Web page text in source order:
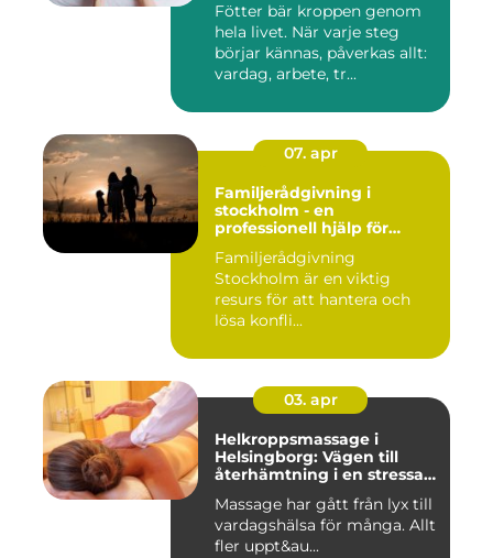
Fötter bär kroppen genom
hela livet. När varje steg
börjar kännas, påverkas allt:
vardag, arbete, tr...
07. apr
Familjerådgivning i
stockholm - en
professionell hjälp för
Familjerådgivning
Stockholm är en viktig
resurs för att hantera och
lösa konfli...
03. apr
Helkroppsmassage i
Helsingborg: Vägen till
återhämtning i en stressad
Massage har gått från lyx till
vardagshälsa för många. Allt
fler uppt&au...